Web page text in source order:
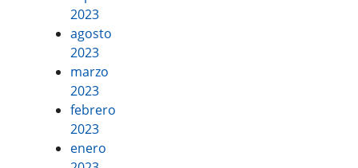
2023
agosto
2023
marzo
2023
febrero
2023
enero